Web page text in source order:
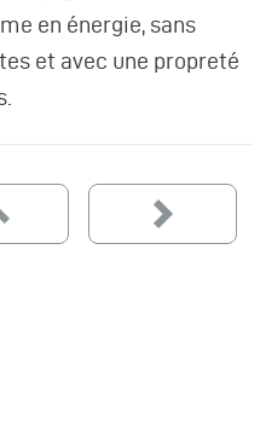
en énergie, sans
et avec une propreté